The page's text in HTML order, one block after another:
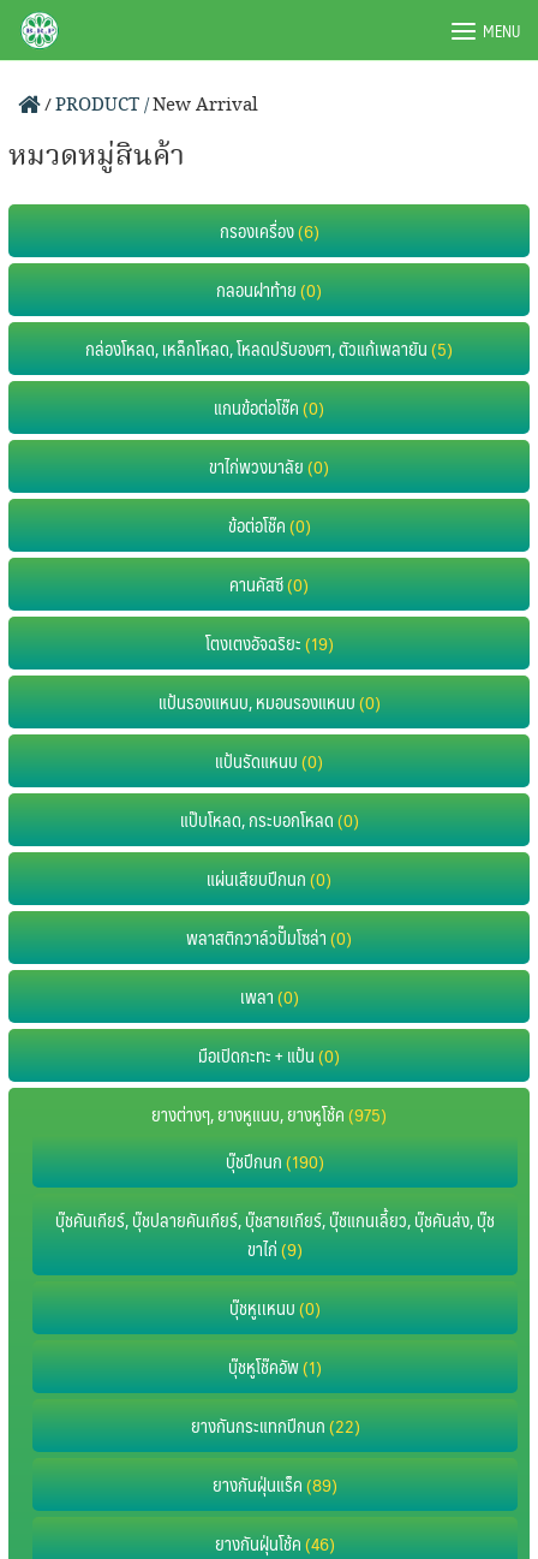
SkipBRPAUTO.COM MENU
/PRODUCT /New Arrival
หมวดหมู่สินค้า
กรองเครื่อง(6)
กลอนฝาท้าย(0)
กล่องโหลด, เหล็กโหลด, โหลดปรับองศา, ตัวแก้เพลายัน(5)
แกนข้อต่อโช๊ค(0)
ขาไก่พวงมาลัย(0)
ข้อต่อโช๊ค(0)
คานคัสซี(0)
โตงเตงอัจฉริยะ(19)
แป้นรองแหนบ, หมอนรองแหนบ(0)
แป้นรัดแหนบ(0)
แป๊บโหลด, กระบอกโหลด(0)
แผ่นเสียบปีกนก(0)
พลาสติกวาล์วปั๊มโซล่า(0)
เพลา(0)
มือเปิดกะทะ + แป้น(0)
ยางต่างๆ, ยางหูแนบ, ยางหูโช้ค(975)
บุ๊ชปีกนก(190)
บุ๊ชคันเกียร์, บุ๊ชปลายคันเกียร์, บุ๊ชสายเกียร์, บุ๊ชแกนเลี้ยว, บุ๊ชคันส่ง, บุ๊ช
ขาไก่(9)
บุ๊ชหูเเหนบ(0)
บุ๊ชหูโช๊คอัพ(1)
ยางกันกระแทกปีกนก(22)
ยางกันฝุ่นแร็ค(89)
ยางกันฝุ่นโช้ค(46)